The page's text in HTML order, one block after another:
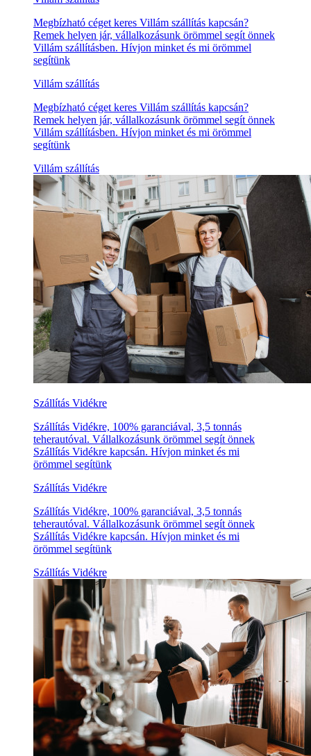
Megbízható céget keres Villám szállítás kapcsán?
Remek helyen jár, vállalkozásunk örömmel segít önnek
Villám szállításben. Hívjon minket és mi örömmel
segítünk
Villám szállítás
Megbízható céget keres Villám szállítás kapcsán?
Remek helyen jár, vállalkozásunk örömmel segít önnek
Villám szállításben. Hívjon minket és mi örömmel
segítünk
Villám szállítás
Szállítás Vidékre
Szállítás Vidékre, 100% garanciával, 3,5 tonnás
teherautóval. Vállalkozásunk örömmel segít önnek
Szállítás Vidékre kapcsán. Hívjon minket és mi
örömmel segítünk
Szállítás Vidékre
Szállítás Vidékre, 100% garanciával, 3,5 tonnás
teherautóval. Vállalkozásunk örömmel segít önnek
Szállítás Vidékre kapcsán. Hívjon minket és mi
örömmel segítünk
Szállítás Vidékre